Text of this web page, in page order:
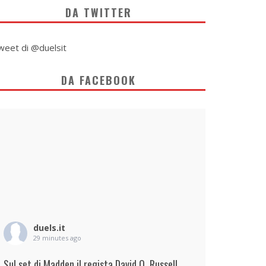
DA TWITTER
di @duelsit
DA FACEBOOK
duels.it
29 minutes ago